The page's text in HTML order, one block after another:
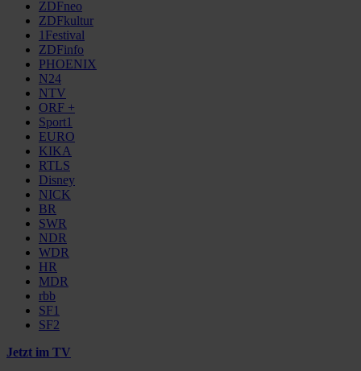
ZDFneo
ZDFkultur
1Festival
ZDFinfo
PHOENIX
N24
NTV
ORF +
Sport1
EURO
KIKA
RTLS
Disney
NICK
BR
SWR
NDR
WDR
HR
MDR
rbb
SF1
SF2
Jetzt im TV